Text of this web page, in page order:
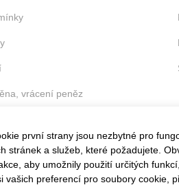
vrácení peněz
VRÁCENÍ
první strany jsou nezbytné pro
stránek a služeb, které požadujete.
aby umožnily použití určitých
vašich preferencí pro soubory cookie,